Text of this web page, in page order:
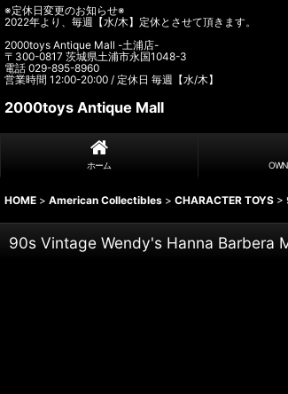
※定休日変更のお知らせ※
2022年より、毎週【水/木】定休とさせて頂きます。
2000toys Antique Mall -土浦店-
〒300-0817 茨城県土浦市永国1048-3
電話 029-895-8960
営業時間 12:00-20:00 / 定休日 毎週【水/木】
2000toys Antique Mall
ホーム
HOME > American Collectibles > CHARACTER TOYS >
90s Vintage Wendy's Hanna Barbera